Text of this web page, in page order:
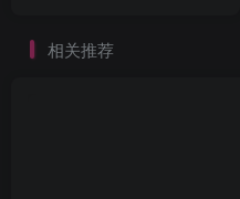
相关推荐